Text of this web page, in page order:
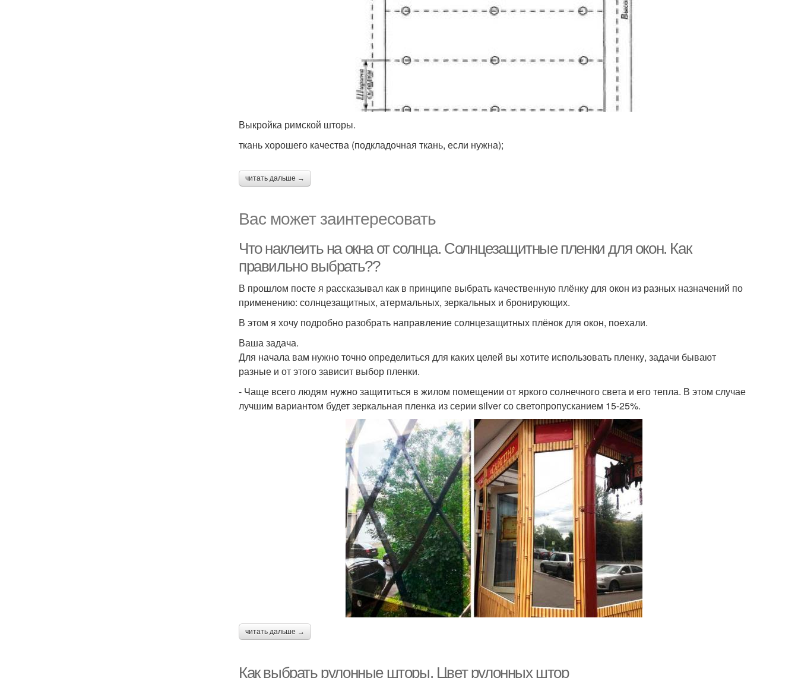
Выкройка римской шторы.
ткань хорошего качества (подкладочная ткань, если нужна);
читать дальше →
Вас может заинтересовать
Что наклеить на окна от солнца. Солнцезащитные пленки для окон. Как
правильно выбрать??
В прошлом посте я рассказывал как в принципе выбрать качественную плёнку для окон из разных назначений по
применению: солнцезащитных, атермальных, зеркальных и бронирующих.
В этом я хочу подробно разобрать направление солнцезащитных плёнок для окон, поехали.
Ваша задача.
Для начала вам нужно точно определиться для каких целей вы хотите использовать пленку, задачи бывают
разные и от этого зависит выбор пленки.
- Чаще всего людям нужно защититься в жилом помещении от яркого солнечного света и его тепла. В этом случае
лучшим вариантом будет зеркальная пленка из серии silver со светопропусканием 15-25%.
читать дальше →
Как выбрать рулонные шторы. Цвет рулонных штор